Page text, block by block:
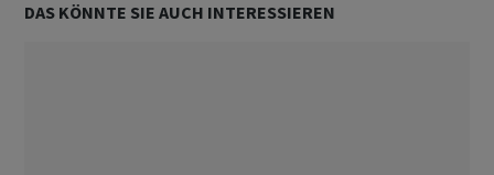
DAS KÖNNTE SIE AUCH INTERESSIEREN